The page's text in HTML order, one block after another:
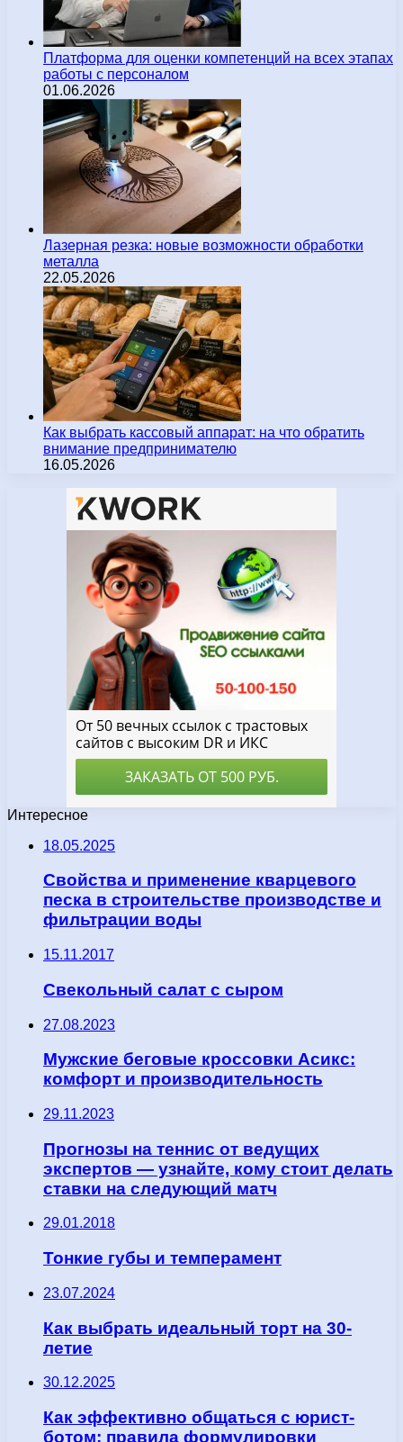
Платформа для оценки компетенций на всех этапах
работы с персоналом
01.06.2026
Лазерная резка: новые возможности обработки
металла
22.05.2026
Как выбрать кассовый аппарат: на что обратить
внимание предпринимателю
16.05.2026
Интересное
18.05.2025
Свойства и применение кварцевого
песка в строительстве производстве и
фильтрации воды
15.11.2017
Свекольный салат с сыром
27.08.2023
Мужские беговые кроссовки Асикс:
комфорт и производительность
29.11.2023
Прогнозы на теннис от ведущих
экспертов — узнайте, кому стоит делать
ставки на следующий матч
29.01.2018
Тонкие губы и темперамент
23.07.2024
Как выбрать идеальный торт на 30-
летие
30.12.2025
Как эффективно общаться с юрист-
ботом: правила формулировки